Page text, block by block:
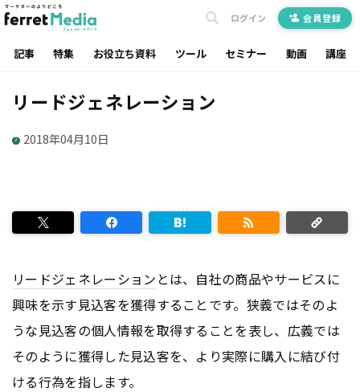
記事 特集 お役立ち資料 ツール セミナー 動画 講座
ログイン 会員登録
リードジェネレーション
2018年04月10日
リードジェネレーション とは、自社の商品やサービスに
興味を示す見込客を獲得することです。狭義ではそのよ
うな見込客の個人情報を取得することを表し、広義では
そのように獲得した見込客を、より実際に購入に結び付
ける行為を指します。